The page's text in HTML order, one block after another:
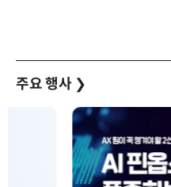
주요 행사 ❯